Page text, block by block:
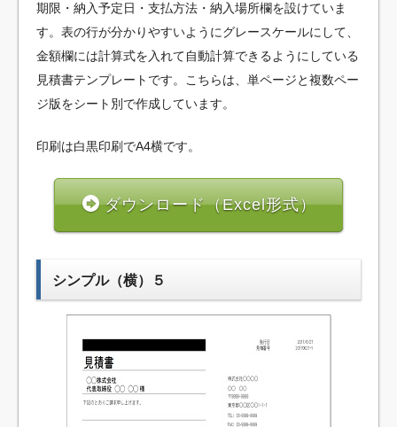
期限・納入予定日・支払方法・納入場所欄を設けていま
す。表の行が分かりやすいようにグレースケールにして、
金額欄には計算式を入れて自動計算できるようにしている
見積書テンプレートです。こちらは、単ページと複数ペー
ジ版をシート別で作成しています。
印刷は白黒印刷でA4横です。
ダウンロード（Excel形式）
シンプル（横）５